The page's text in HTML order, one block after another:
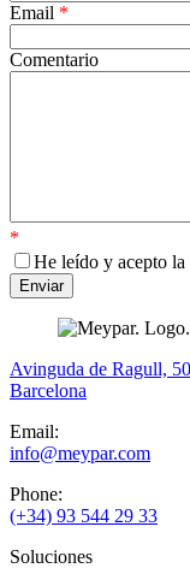
Email *
Comentario
*
He leído y acepto
Avinguda de Ragull,
Barcelona
Email:
info@meypar.com
Phone:
(+34) 93 544 29 33
Soluciones